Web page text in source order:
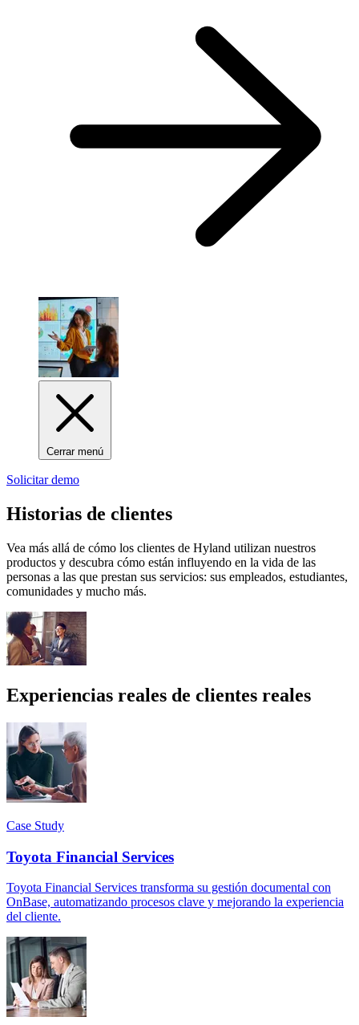
Cerrar menú
Solicitar demo
Historias de clientes
Vea más allá de cómo los clientes de Hyland utilizan nuestros
productos y descubra cómo están influyendo en la vida de las
personas a las que prestan sus servicios: sus empleados, estudiantes,
comunidades y mucho más.
Experiencias reales de clientes reales
Case Study
Toyota Financial Services
Toyota Financial Services transforma su gestión documental con
OnBase, automatizando procesos clave y mejorando la experiencia
del cliente.